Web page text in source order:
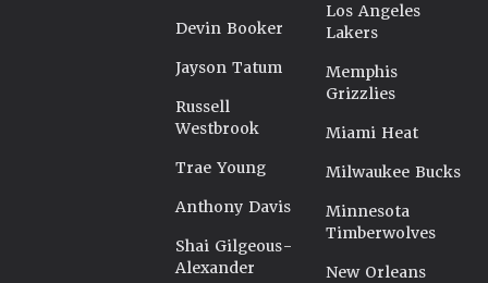
Devin Booker
Jayson Tatum
Russell
Westbrook
Trae Young
Anthony Davis
Shai Gilgeous-
Alexander
Los Angeles
Lakers
Memphis
Grizzlies
Miami Heat
Milwaukee Bucks
Minnesota
Timberwolves
New Orleans